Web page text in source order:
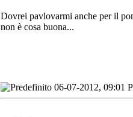
Dovrei pavlovarmi anche per il
non è cosa buona...
06-07-2012, 09:01